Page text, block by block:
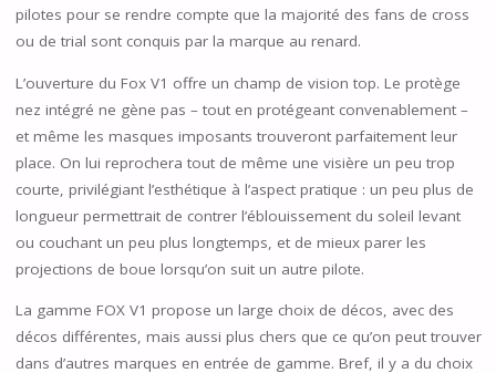
pilotes pour se rendre compte que la majorité des fans de cross
ou de trial sont conquis par la marque au renard.
L’ouverture du Fox V1 offre un champ de vision top. Le protège
nez intégré ne gène pas – tout en protégeant convenablement –
et même les masques imposants trouveront parfaitement leur
place. On lui reprochera tout de même une visière un peu trop
courte, privilégiant l’esthétique à l’aspect pratique : un peu plus de
longueur permettrait de contrer l’éblouissement du soleil levant
ou couchant un peu plus longtemps, et de mieux parer les
projections de boue lorsqu’on suit un autre pilote.
La gamme FOX V1 propose un large choix de décos, avec des
décos différentes, mais aussi plus chers que ce qu’on peut trouver
dans d’autres marques en entrée de gamme. Bref, il y a du choix